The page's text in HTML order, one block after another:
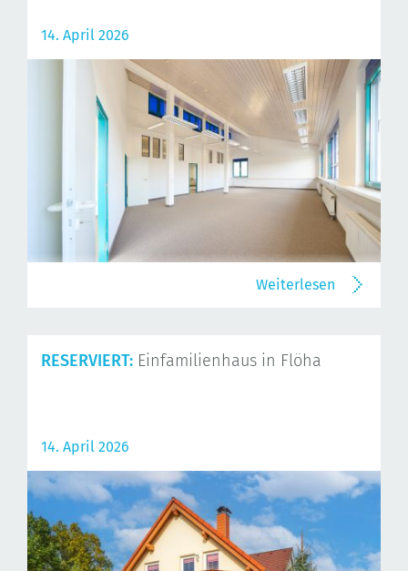
14. April 2026
Weiterlesen
RESERVIERT: Einfamilienhaus in Flöha
14. April 2026